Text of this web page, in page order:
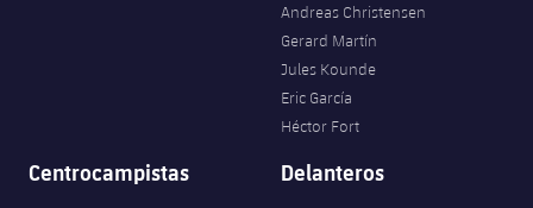
Apúntate a las amateurs
Apúntate a las amateurs
Andreas Christensen
Gerard Martín
Jules Kounde
Eric García
Héctor Fort
Centrocampistas Delanteros